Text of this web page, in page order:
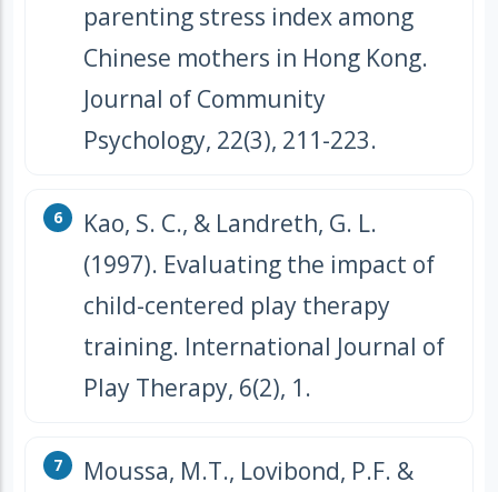
parenting stress index among
Chinese mothers in Hong Kong.
Journal of Community
Psychology, 22(3), 211-223.
Kao, S. C., & Landreth, G. L.
(1997). Evaluating the impact of
child-centered play therapy
training. International Journal of
Play Therapy, 6(2), 1.
Moussa, M.T., Lovibond, P.F. &